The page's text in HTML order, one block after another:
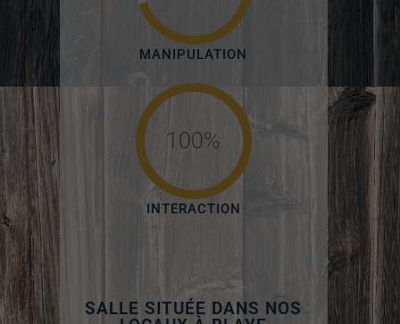
MANIPULATION
100%
INTERACTION
SALLE SITUÉE DANS NOS